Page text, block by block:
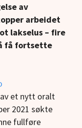
av
arbeidet
lakselus – fire
få fortsette
et nytt oralt
2021 søkte
fullføre